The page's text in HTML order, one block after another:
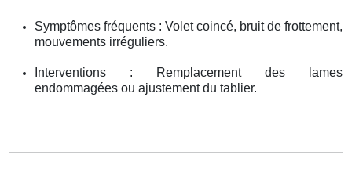
Symptômes fréquents : Volet coincé, bruit de frottement,
mouvements irréguliers.
Interventions : Remplacement des lames
endommagées ou ajustement du tablier.